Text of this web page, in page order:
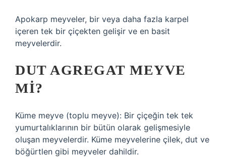
Apokarp meyveler, bir veya daha fazla karpel
içeren tek bir çiçekten gelişir ve en basit
meyvelerdir.
DUT AGREGAT MEYVE
MI?
Küme meyve (toplu meyve): Bir çiçeğin tek tek
yumurtalıklarının bir bütün olarak gelişmesiyle
oluşan meyvelerdir. Küme meyvelerine çilek, dut ve
böğürtlen gibi meyveler dahildir.